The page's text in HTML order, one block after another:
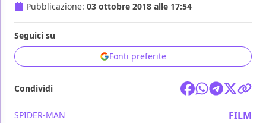
Pubblicazione: 03 ottobre 2018 alle 17:54
Seguici su
Fonti preferite
Condividi
SPIDER-MAN FILM